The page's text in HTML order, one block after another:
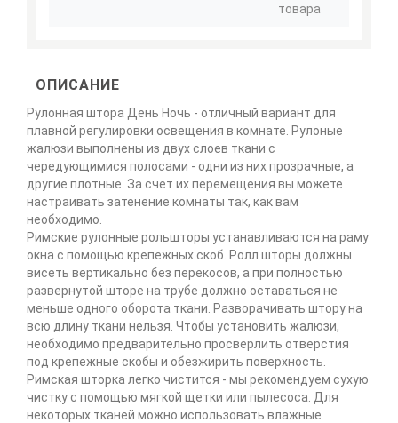
товара
ОПИСАНИЕ
Рулонная штора День Ночь - отличный вариант для
плавной регулировки освещения в комнате. Рулоные
жалюзи выполнены из двух слоев ткани с
чередующимися полосами - одни из них прозрачные, а
другие плотные. За счет их перемещения вы можете
настраивать затенение комнаты так, как вам
необходимо.
Римские рулонные рольшторы устанавливаются на раму
окна с помощью крепежных скоб. Ролл шторы должны
висеть вертикально без перекосов, а при полностью
развернутой шторе на трубе должно оставаться не
меньше одного оборота ткани. Разворачивать штору на
всю длину ткани нельзя. Чтобы установить жалюзи,
необходимо предварительно просверлить отверстия
под крепежные скобы и обезжирить поверхность.
Римская шторка легко чистится - мы рекомендуем сухую
чистку с помощью мягкой щетки или пылесоса. Для
некоторых тканей можно использовать влажные